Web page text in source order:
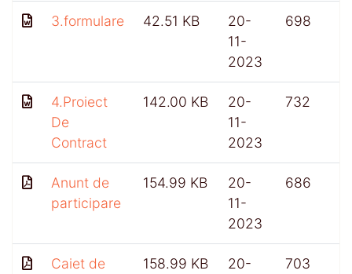
3.formulare 42.51 KB
20-
11-
2023
698
4.Proiect
De
Contract
142.00 KB
20-
11-
2023
732
Anunt de
participare
154.99 KB
20-
11-
2023
686
Caiet de
158.99 KB
20-
703